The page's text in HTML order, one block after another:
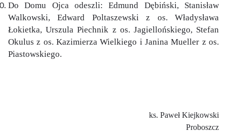
Do Domu Ojca odeszli: Edmund Dębiński, Stanisław
Walkowski, Edward Poltaszewski z os. Władysława
Łokietka, Urszula Piechnik z os. Jagiellońskiego, Stefan
Okulus z os. Kazimierza Wielkiego i Janina Mueller z os.
Piastowskiego.
ks. Paweł Kiejkowski
Proboszcz